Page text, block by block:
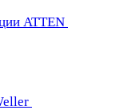
ATTEN